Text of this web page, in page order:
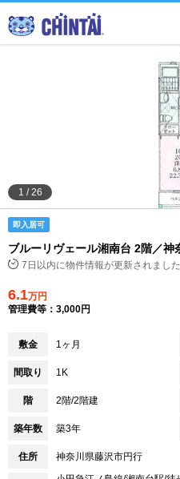
1 /26
即入居可
ブルーリヴェール湘南台 2階／
7日以内に物件情報が更新されました
6.1万円
管理費等：3,000円
敷金 1ヶ月
間取り 1K
階 2階/2階建
築年数 築3年
住所 神奈川県藤沢市円行